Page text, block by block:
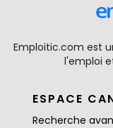
Emploitic.com est
l'emploi
ESPACE
Recherche